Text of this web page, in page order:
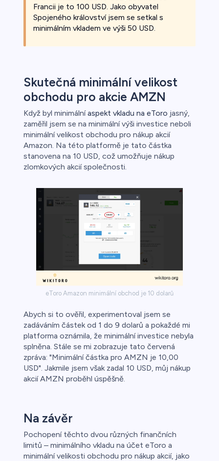
Francii je to 100 USD. Jako obyvatel
Spojeného království jsem se setkal s
minimálním vkladem ve výši 50 USD.
Skutečná minimální velikost
obchodu pro akcie AMZN
Když byl minimálníaspekt vkladu na eToro jasný,
zaměřil jsem se na minimální výši investice neboli
minimální velikost obchodu pro nákup akcií
Amazon. Na této platformě je tato částka
stanovena na 10 USD, což umožňuje nákup
zlomkových akcií společnosti.
eToro Amazon minimální obchod je 10 dolarů
Abych si to ověřil, experimentoval jsem se
zadáváním částek od 1 do 9 dolarů a pokaždé mi
platforma oznámila, že minimální investice nebyla
splněna. Stále se mi zobrazuje tato červená
zpráva: "Minimální částka pro AMZN je 10,00
USD". Jakmile jsem však zadal 10 USD, můj nákup
akcií AMZN proběhl úspěšně.
Na závěr
Pochopení těchto dvou různých finančních
limitů – minimálního vkladu na účet eToro a
minimální velikosti obchodu pro nákup akcií, jako